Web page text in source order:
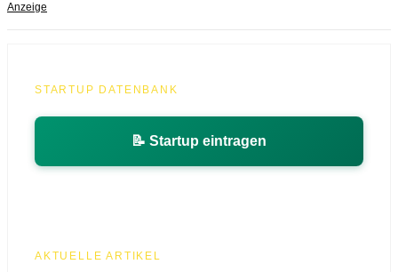
Anzeige
STARTUP DATENBANK
📝 Startup eintragen
AKTUELLE ARTIKEL